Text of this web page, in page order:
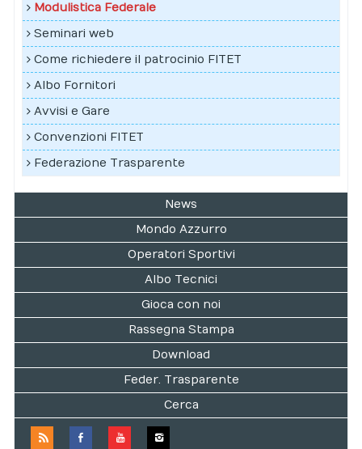
Modulistica Federale
Seminari web
Come richiedere il patrocinio FITET
Albo Fornitori
Avvisi e Gare
Convenzioni FITET
Federazione Trasparente
News
Mondo Azzurro
Operatori Sportivi
Albo Tecnici
Gioca con noi
Rassegna Stampa
Download
Feder. Trasparente
Cerca